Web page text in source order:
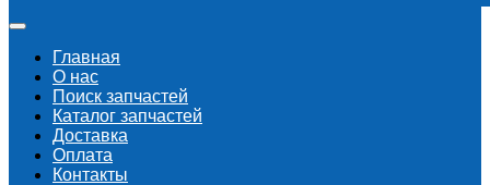
Главная
О нас
Поиск запчастeй
Каталог запчастей
Доставка
Оплата
Контакты